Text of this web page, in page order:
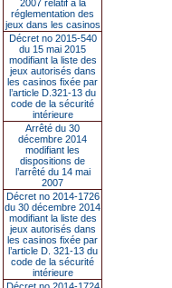
2007 relatif à la
réglementation des
jeux dans les casinos
Décret no 2015-540
du 15 mai 2015
modifiant la liste des
jeux autorisés dans
les casinos fixée par
l’article D.321-13 du
code de la sécurité
intérieure
Arrêté du 30
décembre 2014
modifiant les
dispositions de
l’arrêté du 14 mai
2007
Décret no 2014-1726
du 30 décembre 2014
modifiant la liste des
jeux autorisés dans
les casinos fixée par
l’article D. 321-13 du
code de la sécurité
intérieure